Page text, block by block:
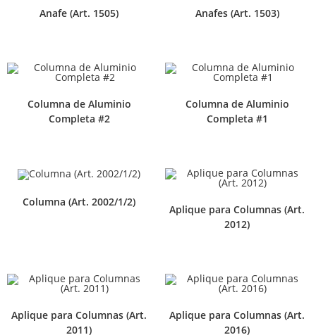
Anafe (Art. 1505) Anafes (Art. 1503)
Columna de Aluminio
Completa #2
Columna de Aluminio
Completa #1
Columna (Art. 2002/1/2)
Aplique para Columnas (Art.
2012)
Aplique para Columnas (Art.
2011)
Aplique para Columnas (Art.
2016)